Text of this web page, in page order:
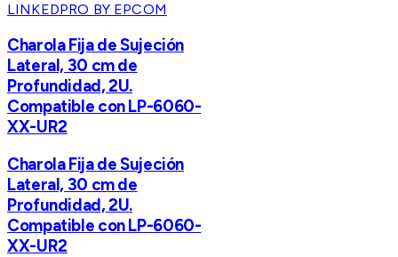
LINKEDPRO BY EPCOM
Charola Fija de Sujeción
Lateral, 30 cm de
Profundidad, 2U.
Compatible con LP-6060-
XX-UR2
Charola Fija de Sujeción
Lateral, 30 cm de
Profundidad, 2U.
Compatible con LP-6060-
XX-UR2